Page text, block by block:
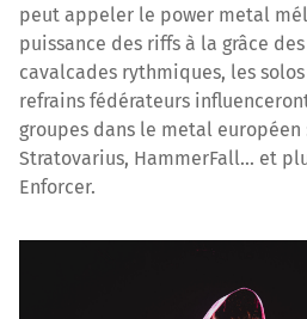
peut appeler le power metal
puissance des riffs à la grâce
cavalcades rythmiques, les
refrains fédérateurs
groupes dans le metal européen
Stratovarius, HammerFall... et
Enforcer.